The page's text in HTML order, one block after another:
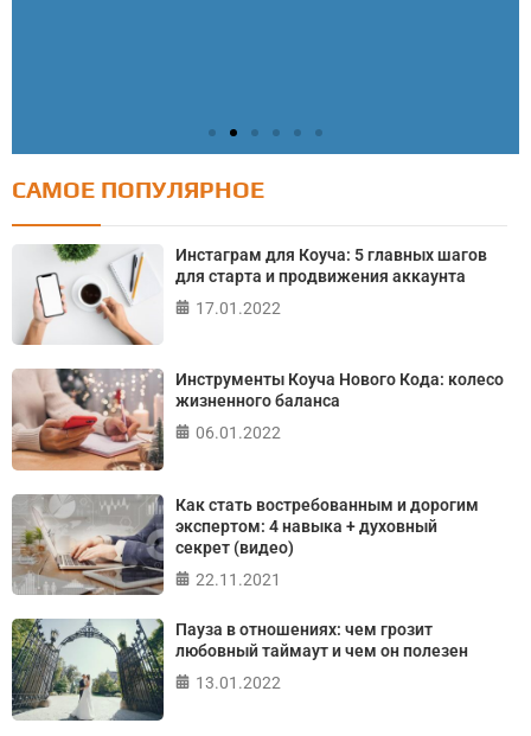
Тест: Как я контролирую свою жизнь?
Онлайн тест на основе шкалы локуса контроля
Джулиана Роттера
САМОЕ ПОПУЛЯРНОЕ
Инстаграм для Коуча: 5 главных шагов
для старта и продвижения аккаунта
17.01.2022
Инструменты Коуча Нового Кода: колесо
жизненного баланса
06.01.2022
Как стать востребованным и дорогим
экспертом: 4 навыка + духовный
секрет (видео)
22.11.2021
Пауза в отношениях: чем грозит
любовный таймаут и чем он полезен
13.01.2022